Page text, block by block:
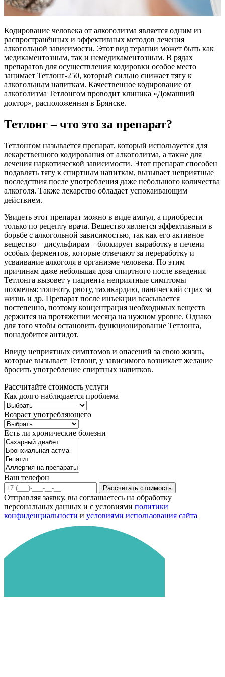
Кодирование человека от алкоголизма является одним из
распространённых и эффективных методов лечения
алкогольной зависимости. Этот вид терапии может быть как
медикаментозным, так и немедикаментозным. В рядах
препаратов для осуществления кодировки особое место
занимает Тетлонг-250, который сильно снижает тягу к
алкогольным напиткам. Качественное кодирование от
алкоголизма Тетлонгом проводит клиника «Домашний
доктор», расположенная в Брянске.
Тетлонг – что это за препарат?
Тетлонгом называется препарат, который используется для
лекарственного кодирования от алкоголизма, а также для
лечения наркотической зависимости. Этот препарат способен
подавлять тягу к спиртным напиткам, вызывает неприятные
последствия после употребления даже небольшого количества
алкоголя. Также лекарство обладает успокаивающим
действием.
Увидеть этот препарат можно в виде ампул, а приобрести
только по рецепту врача. Вещество является эффективным в
борьбе с алкогольной зависимостью, так как его активное
вещество – дисульфирам – блокирует выработку в печени
особых ферментов, которые отвечают за переработку и
усваивание алкоголя в организме человека. По этим
причинам даже небольшая доза спиртного после введения
Тетлонга вызовет у пациента неприятные симптомы
похмелья: тошноту, рвоту, тахикардию, панический страх за
жизнь и др. Препарат после инъекции всасывается
постепенно, поэтому концентрация необходимых веществ
держится на протяжении месяца на нужном уровне. Однако
для того чтобы остановить функционирование Тетлонга,
понадобится антидот.
Ввиду неприятных симптомов и опасений за свою жизнь,
которые вызывает Тетлонг, у зависимого возникает желание
бросить употребление спиртных напитков.
Рассчитайте стоимость услуги
Как долго наблюдается проблема
Возраст употребляющего
Есть ли хронические болезни
Ваш телефон
Рассчитать стоимость
Отправляя заявку, вы соглашаетесь на обработку
персональных данных и с условиями политики
конфиденциальности и условиями использования сайта